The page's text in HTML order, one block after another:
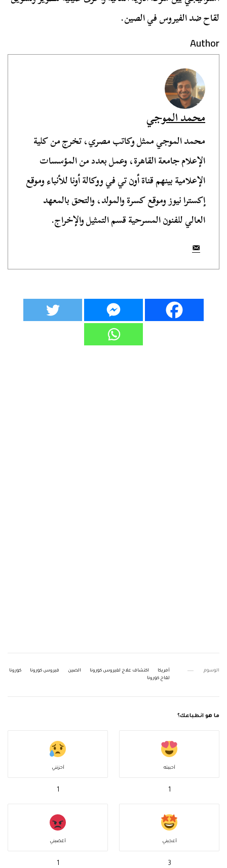
لقاح ضد الفيروس في الصين.
Author
محمد الموجي
محمد الموجي ممثل وكاتب مصري، تخرج من كلية
الإعلام جامعة القاهرة، وعمل بعدد من المؤسسات
الإعلامية بينهم قناة أون تي في ووكالة أونا للأنباء وموقع
إكسترا نيوز وموقع كسرة والمولد، والتحق بالمعهد
العالي للفنون المسرحية قسم التمثيل والإخراج.
الوسوم أمريكا اكتشاف علاج لفيروس كورونا الصين فيروس كورونا
كورونا
لقاح كورونا
ما هو انطباعك؟
أحببته
1
أحزنني
1
أعجبني
3
أغضبني
1